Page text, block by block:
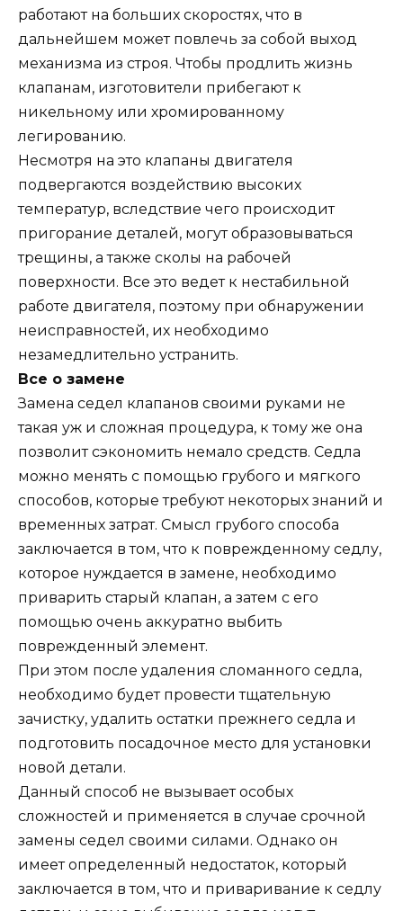
работают на больших скоростях, что в
дальнейшем может повлечь за собой выход
механизма из строя. Чтобы продлить жизнь
клапанам, изготовители прибегают к
никельному или хромированному
легированию.
Несмотря на это клапаны двигателя
подвергаются воздействию высоких
температур, вследствие чего происходит
пригорание деталей, могут образовываться
трещины, а также сколы на рабочей
поверхности. Все это ведет к нестабильной
работе двигателя, поэтому при обнаружении
неисправностей, их необходимо
незамедлительно устранить.
Все о замене
Замена седел клапанов своими руками не
такая уж и сложная процедура, к тому же она
позволит сэкономить немало средств. Седла
можно менять с помощью грубого и мягкого
способов, которые требуют некоторых знаний и
временных затрат. Смысл грубого способа
заключается в том, что к поврежденному седлу,
которое нуждается в замене, необходимо
приварить старый клапан, а затем с его
помощью очень аккуратно выбить
поврежденный элемент.
При этом после удаления сломанного седла,
необходимо будет провести тщательную
зачистку, удалить остатки прежнего седла и
подготовить посадочное место для установки
новой детали.
Данный способ не вызывает особых
сложностей и применяется в случае срочной
замены седел своими силами. Однако он
имеет определенный недостаток, который
заключается в том, что и приваривание к седлу